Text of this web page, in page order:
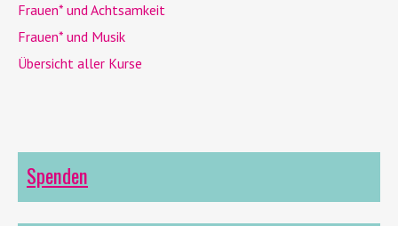
Frauen* und Achtsamkeit
Frauen* und Musik
Übersicht aller Kurse
Spenden